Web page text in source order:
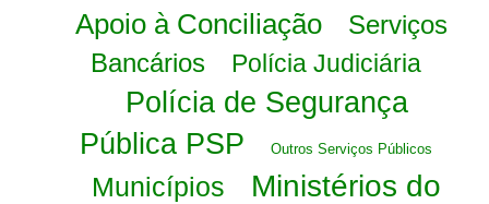
Apoio à Conciliação
Serviços
Bancários
Polícia Judiciária
Polícia de Segurança
Pública PSP
Outros Serviços Públicos
Municípios
Ministérios do